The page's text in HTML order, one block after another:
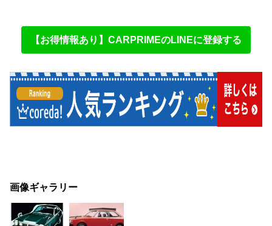
【お得情報あり】CARPRIMEのLINEに登録する
画像ギャラリー